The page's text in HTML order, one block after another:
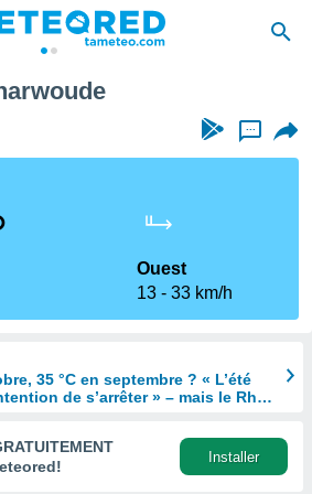
...
Ouest
13
33 km/h
35 °C en septembre ? « L’été
de s’arrêter » – mais le Rhin
Installer